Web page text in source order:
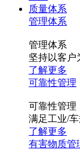
质量体系
管理体系
管理体系
坚持以客户
了解更多
可靠性管理
可靠性管理
满足工业/
了解更多
有害物质管